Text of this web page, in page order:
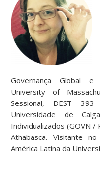
Governança Global e
University of
Sessional, DEST
Universidade de
Individualizados (GOVN /
Athabasca. Visitante
América Latina da